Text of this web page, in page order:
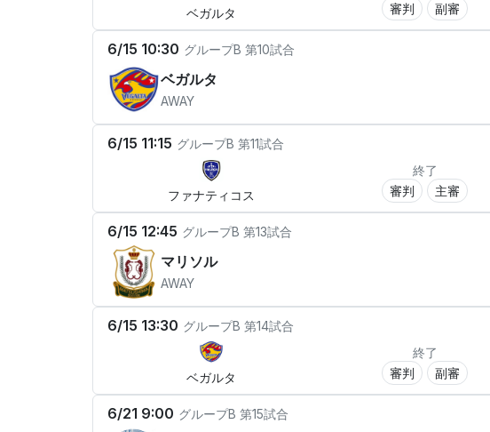
ベガルタ
審判
副審
6/15 10:30 グループB 第10試合
ベガルタ
AWAY
6/15 11:15 グループB 第11試合
ファナティコス
終了
審判
主審
6/15 12:45 グループB 第13試合
マリソル
AWAY
6/15 13:30 グループB 第14試合
ベガルタ
終了
審判
副審
6/21 9:00 グループB 第15試合